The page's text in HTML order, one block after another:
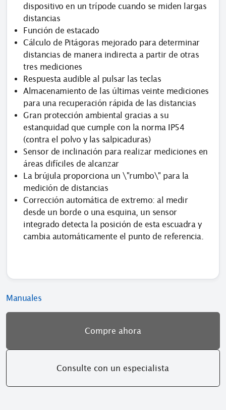
dispositivo en un trípode cuando se miden largas
distancias
Función de estacado
Cálculo de Pitágoras mejorado para determinar
distancias de manera indirecta a partir de otras
tres mediciones
Respuesta audible al pulsar las teclas
Almacenamiento de las últimas veinte mediciones
para una recuperación rápida de las distancias
Gran protección ambiental gracias a su
estanquidad que cumple con la norma IP54
(contra el polvo y las salpicaduras)
Sensor de inclinación para realizar mediciones en
áreas difíciles de alcanzar
La brújula proporciona un \"rumbo\" para la
medición de distancias
Corrección automática de extremo: al medir
desde un borde o una esquina, un sensor
integrado detecta la posición de esta escuadra y
cambia automáticamente el punto de referencia.
Manuales
Compre ahora
Consulte con un especialista